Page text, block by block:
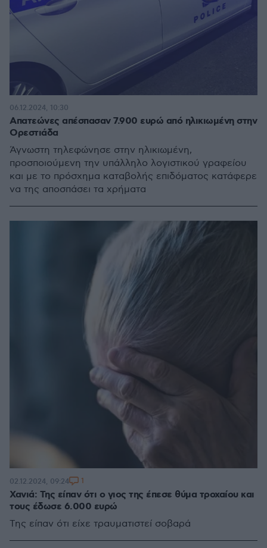
Απατεώνες απέσπασαν 7.900 ευρώ από ηλικιωμένη στην
Ορεστιάδα
Άγνωστη τηλεφώνησε στην ηλικιωμένη,
προσποιούμενη την υπάλληλο λογιστικού γραφείου
και με το πρόσχημα καταβολής επιδόματος κατάφερε
να της αποσπάσει τα χρήματα
06.12.2024, 10:30
Χανιά: Της είπαν ότι ο γιος της έπεσε θύμα τροχαίου και
τους έδωσε 6.000 ευρώ
Της είπαν ότι είχε τραυματιστεί σοβαρά
02.12.2024, 09:24 1